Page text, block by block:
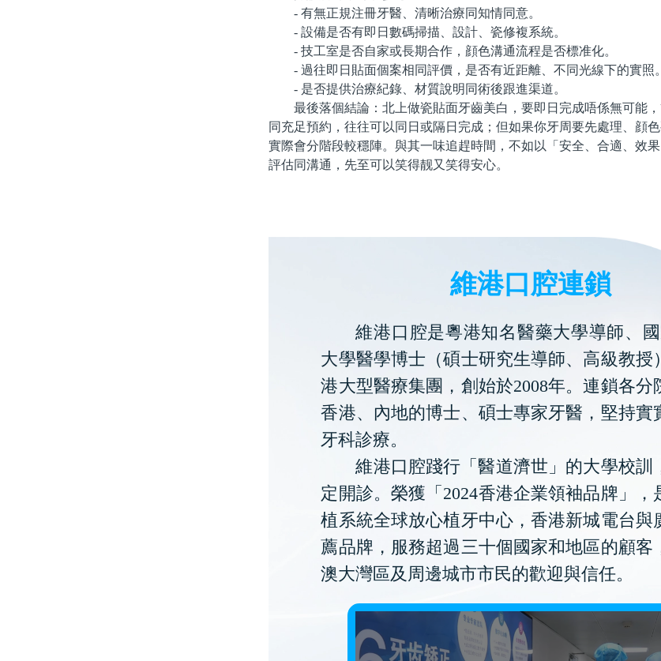
- 有無正規注冊牙醫、清晰治療同知情同意。
- 設備是否有即日數碼掃描、設計、瓷修複系統。
- 技工室是否自家或長期合作，顔色溝通流程是否標准化。
- 過往即日貼面個案相同評價，是否有近距離、不同光線下的實照。
- 是否提供治療紀錄、材質說明同術後跟進渠道。
最後落個結論：北上做瓷貼面牙齒美白，要即日完成唔係無可能，
同充足預約，往往可以同日或隔日完成；但如果你牙周要先處理、顔
實際會分階段較穩陣。與其一味追趕時間，不如以「安全、合適、效
評估同溝通，先至可以笑得靓又笑得安心。
維港口腔連鎖
維港口腔是粵港知名醫藥大學導師、
大學醫學博士（碩士研究生導師、高級教授
港大型醫療集團，創始於2008年。連鎖各分
香港、內地的博士、碩士專家牙醫，堅持實
牙科診療。
維港口腔踐行「醫道濟世」的大學校訓
定開診。榮獲「2024香港企業領袖品牌」，
植系統全球放心植牙中心，香港新城電台與
薦品牌，服務超過三十個國家和地區的顧客
澳大灣區及周邊城市市民的歡迎與信任。